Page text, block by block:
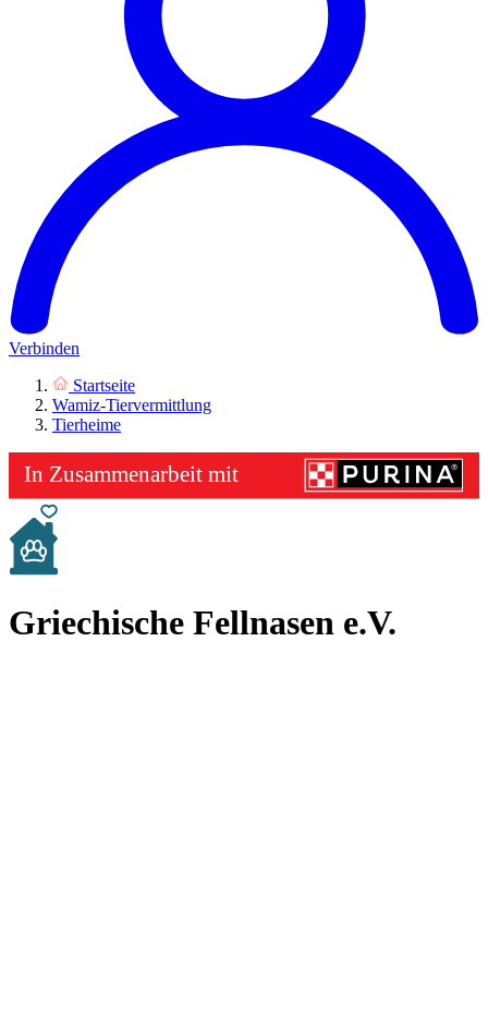
Verbinden
Startseite
Wamiz-Tiervermittlung
Tierheime
Griechische Fellnasen e.V.